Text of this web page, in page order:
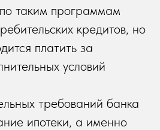
таким программам
кредитов, но
платить за
условий
требований банка
ипотеки, а именно